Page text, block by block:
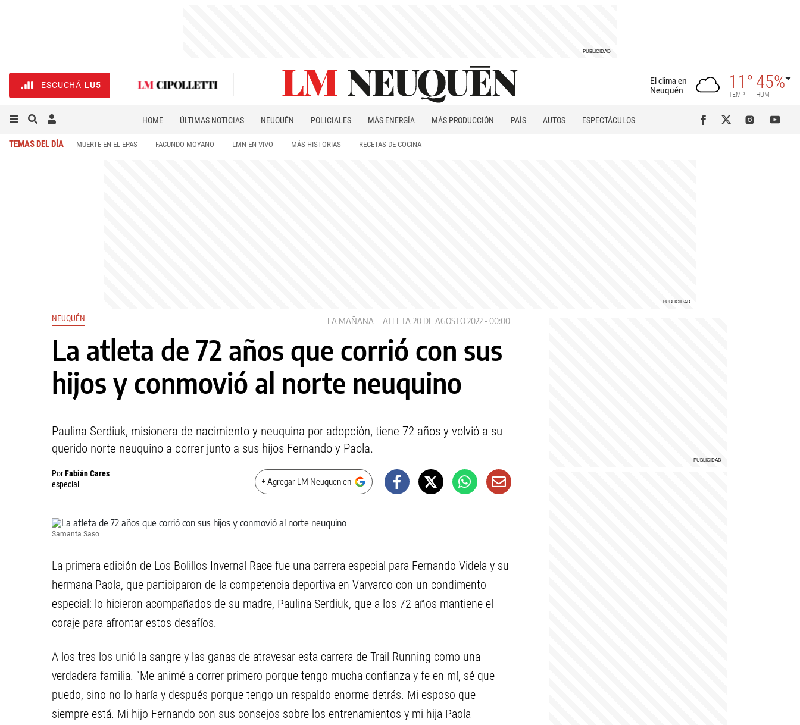
ESCUCHÁ LU5
El clima en
Neuquén
11°
TEMP
45%
HUM
HOME ÚLTIMAS NOTICIAS NEUQUÉN POLICIALES MÁS ENERGÍA MÁS PRODUCCIÓN PAÍS AUTOS
ESPECTÁCULOS
TEMAS DEL DÍA MUERTE EN EL EPAS FACUNDO MOYANO LMN EN VIVO MÁS HISTORIAS RECETAS DE COCINA
NEUQUÉN LA MAÑANA ATLETA 20 DE AGOSTO 2022 - 00:00
La atleta de 72 años que corrió con sus
hijos y conmovió al norte neuquino
Paulina Serdiuk, misionera de nacimiento y neuquina por adopción, tiene 72 años y volvió a su
querido norte neuquino a correr junto a sus hijos Fernando y Paola.
PorFabián Cares
especial
+ Agregar LM Neuquen en
Samanta Saso
La primera edición de Los Bolillos Invernal Race fue una carrera especial para Fernando Videla y su
hermana Paola, que participaron de la competencia deportiva en Varvarco con un condimento
especial: lo hicieron acompañados de su madre, Paulina Serdiuk, que a los 72 años mantiene el
coraje para afrontar estos desafíos.
A los tres los unió la sangre y las ganas de atravesar esta carrera de Trail Running como una
verdadera familia. “Me animé a correr primero porque tengo mucha confianza y fe en mí, sé que
puedo, sino no lo haría y después porque tengo un respaldo enorme detrás. Mi esposo que
siempre está. Mi hijo Fernando con sus consejos sobre los entrenamientos y mi hija Paola